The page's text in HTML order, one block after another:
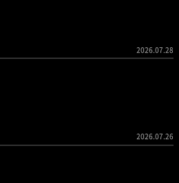
2026.07.28
2026.07.26